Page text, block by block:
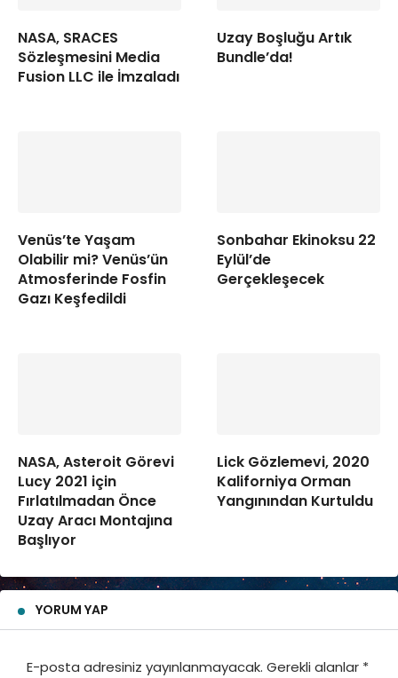
NASA, SRACES
Sözleşmesini Media
Fusion LLC ile İmzaladı
Uzay Boşluğu Artık
Bundle’da!
Venüs’te Yaşam
Olabilir mi? Venüs’ün
Atmosferinde Fosfin
Gazı Keşfedildi
Sonbahar Ekinoksu 22
Eylül’de
Gerçekleşecek
NASA, Asteroit Görevi
Lucy 2021 için
Fırlatılmadan Önce
Uzay Aracı Montajına
Başlıyor
Lick Gözlemevi, 2020
Kaliforniya Orman
Yangınından Kurtuldu
YORUM YAP
E-posta adresiniz yayınlanmayacak. Gerekli alanlar *